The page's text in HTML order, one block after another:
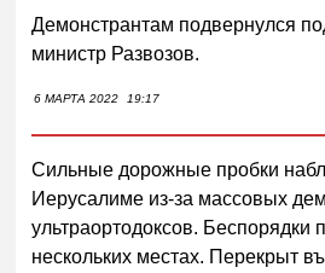
Демонстрантам подвернулся
министр Развозов.
6 МАРТА 2022 19:17
Сильные дорожные пробки
Иерусалиме из-за массовых
ультраортодоксов. Беспорядки
нескольких местах. Перекрыт